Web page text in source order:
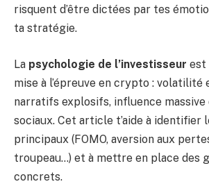
risquent d’être dictées par tes
ta stratégie.
La psychologie de l’investisseur est
mise à l’épreuve en crypto : volatilité
narratifs explosifs, influence massive
sociaux. Cet article t’aide à identifier
principaux (FOMO, aversion aux
troupeau…) et à mettre en place des
concrets.